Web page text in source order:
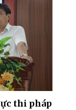
thi pháp